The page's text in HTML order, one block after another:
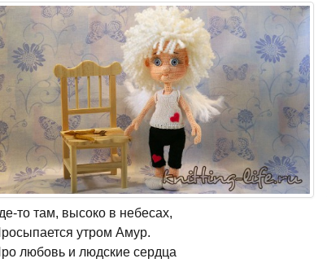
то там, высоко в небесах,
утром Амур.
любовь и людские сердца